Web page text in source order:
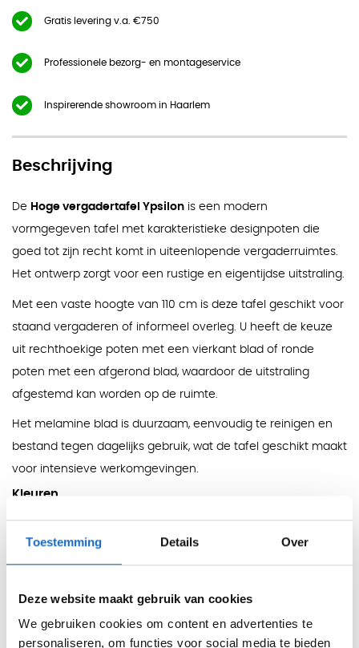
Toestemming Details Over
Deze website maakt gebruik van cookies
We gebruiken cookies om content en advertenties te
personaliseren, om functies voor social media te bieden
Gratis levering v.a. €750
Professionele bezorg- en montageservice
Inspirerende showroom in Haarlem
Beschrijving
De Hoge vergadertafel Ypsilon is een modern
vormgegeven tafel met karakteristieke designpoten die
goed tot zijn recht komt in uiteenlopende vergaderruimtes.
Het ontwerp zorgt voor een rustige en eigentijdse uitstraling.
Met een vaste hoogte van 110 cm is deze tafel geschikt voor
staand vergaderen of informeel overleg. U heeft de keuze
uit rechthoekige poten met een vierkant blad of ronde
poten met een afgerond blad, waardoor de uitstraling
afgestemd kan worden op de ruimte.
Het melamine blad is duurzaam, eenvoudig te reinigen en
bestand tegen dagelijks gebruik, wat de tafel geschikt maakt
voor intensieve werkomgevingen.
Kleuren
Blad:Wit, Beuken, Toscaans Noten, Eiken Licht, Eiken
Donker, Eiken Robson, Eiken Naturel (licht reliëf)
Onderstel:Zilver (RAL 9006), Zwart (RAL 9005), Wit (RAL
Bleekgroen (RAL 6021), Ombergrijs (RAL 7022), Zijdegrijs
(RAL 7044), Crèmewit (RAL 9001)